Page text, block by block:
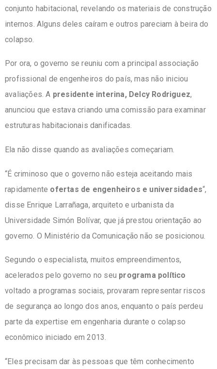
conjunto habitacional, revelando os materiais de construção
internos. Alguns deles caíram e outros pareciam à beira do
colapso.
Por ora, o governo se reuniu com a principal associação
profissional de engenheiros do país, mas não iniciou
avaliações. A presidente interina, Delcy Rodriguez,
anunciou que estava criando uma comissão para examinar
estruturas habitacionais danificadas.
Ela não disse quando as avaliações começariam.
“É criminoso que o governo não esteja aceitando mais
rapidamente ofertas de engenheiros e universidades“,
disse Enrique Larrañaga, arquiteto e urbanista da
Universidade Simón Bolívar, que já prestou orientação ao
governo. O Ministério da Comunicação não se posicionou.
Segundo o especialista, muitos empreendimentos,
acelerados pelo governo no seu programa político
voltado a programas sociais, provaram representar riscos
de segurança ao longo dos anos, enquanto o país perdeu
parte da expertise em engenharia durante o colapso
econômico iniciado em 2013.
“Eles precisam dar às pessoas que têm conhecimento